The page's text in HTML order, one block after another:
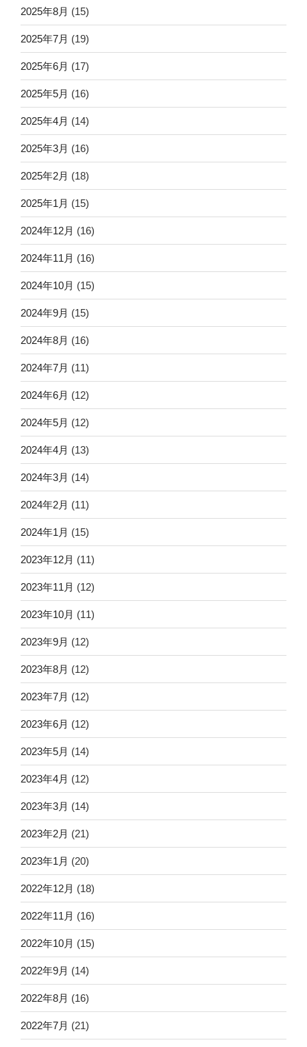
2025年8月 (15)
2025年7月 (19)
2025年6月 (17)
2025年5月 (16)
2025年4月 (14)
2025年3月 (16)
2025年2月 (18)
2025年1月 (15)
2024年12月 (16)
2024年11月 (16)
2024年10月 (15)
2024年9月 (15)
2024年8月 (16)
2024年7月 (11)
2024年6月 (12)
2024年5月 (12)
2024年4月 (13)
2024年3月 (14)
2024年2月 (11)
2024年1月 (15)
2023年12月 (11)
2023年11月 (12)
2023年10月 (11)
2023年9月 (12)
2023年8月 (12)
2023年7月 (12)
2023年6月 (12)
2023年5月 (14)
2023年4月 (12)
2023年3月 (14)
2023年2月 (21)
2023年1月 (20)
2022年12月 (18)
2022年11月 (16)
2022年10月 (15)
2022年9月 (14)
2022年8月 (16)
2022年7月 (21)